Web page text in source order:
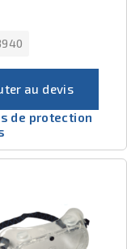
au devis
de protection